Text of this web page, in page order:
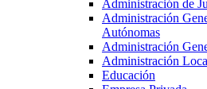
Administración de
Administración
Autónomas
Administración
Administración
Educación